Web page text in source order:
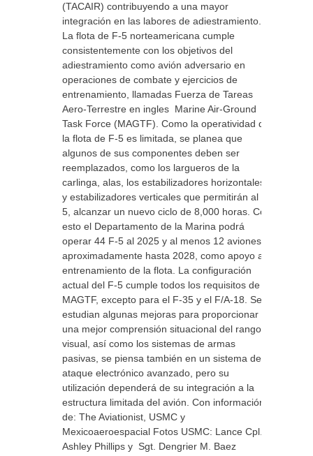
(TACAIR) contribuyendo a una mayor
integración en las labores de adiestramiento.
La flota de F-5 norteamericana cumple
consistentemente con los objetivos del
adiestramiento como avión adversario en
operaciones de combate y ejercicios de
entrenamiento, llamadas Fuerza de Tareas
Aero-Terrestre en ingles Marine Air-Ground
Task Force (MAGTF). Como la operatividad de
la flota de F-5 es limitada, se planea que
algunos de sus componentes deben ser
reemplazados, como los largueros de la
carlinga, alas, los estabilizadores horizontales
y estabilizadores verticales que permitirán al F-
5, alcanzar un nuevo ciclo de 8,000 horas. Con
esto el Departamento de la Marina podrá
operar 44 F-5 al 2025 y al menos 12 aviones
aproximadamente hasta 2028, como apoyo al
entrenamiento de la flota. La configuración
actual del F-5 cumple todos los requisitos de la
MAGTF, excepto para el F-35 y el F/A-18. Se
estudian algunas mejoras para proporcionar
una mejor comprensión situacional del rango
visual, así como los sistemas de armas
pasivas, se piensa también en un sistema de
ataque electrónico avanzado, pero su
utilización dependerá de su integración a la
estructura limitada del avión. Con información
de: The Aviationist, USMC y
Mexicoaeroespacial Fotos USMC: Lance Cpl.
Ashley Phillips y Sgt. Dengrier M. Baez